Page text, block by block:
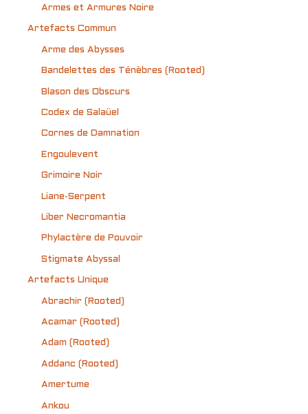
Armes et Armures Noire
Artefacts Commun
Arme des Abysses
Bandelettes des Ténèbres (Rooted)
Blason des Obscurs
Codex de Salaüel
Cornes de Damnation
Engoulevent
Grimoire Noir
Liane-Serpent
Liber Necromantia
Phylactère de Pouvoir
Stigmate Abyssal
Artefacts Unique
Abrachir (Rooted)
Acamar (Rooted)
Adam (Rooted)
Addanc (Rooted)
Amertume
Ankou